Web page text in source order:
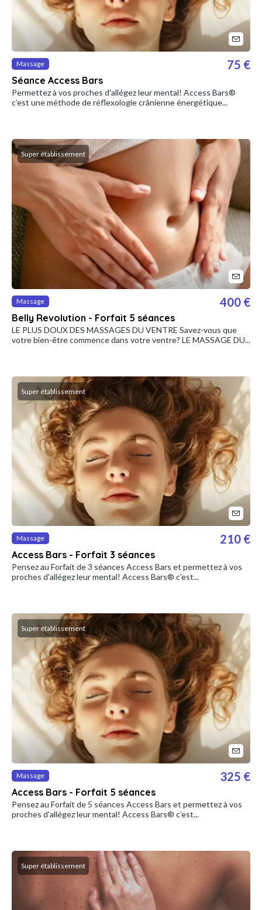
Massage
Séance Access Bars
75 €
Permettez à vos proches d'allégez leur mental! Access Bars®
c’est une méthode de réflexologie crânienne énergétique...
Super établissement
Massage
Belly Revolution - Forfait 5 séances
400 €
LE PLUS DOUX DES MASSAGES DU VENTRE Savez-vous que
votre bien-être commence dans votre ventre? LE MASSAGE DU...
Super établissement
Massage
Access Bars - Forfait 3 séances
210 €
Pensez au Forfait de 3 séances Access Bars et permettez à vos
proches d'allégez leur mental! Access Bars® c’est...
Super établissement
Massage
Access Bars - Forfait 5 séances
325 €
Pensez au Forfait de 5 séances Access Bars et permettez à vos
proches d'allégez leur mental! Access Bars® c’est...
Super établissement